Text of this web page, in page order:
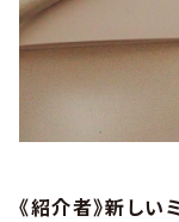
《紹介者》新し